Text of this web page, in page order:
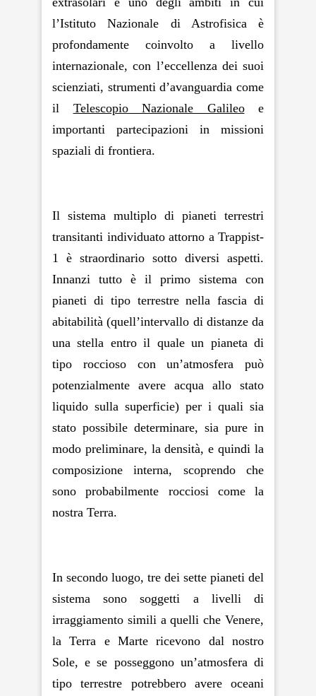
l’Istituto Nazionale di Astrofisica è
profondamente coinvolto a livello
internazionale, con l’eccellenza dei suoi
scienziati, strumenti d’avanguardia come
il Telescopio Nazionale Galileoe
importanti partecipazioni in missioni
spaziali di frontiera.
Il sistema multiplo di pianeti terrestri
transitanti individuato attorno a Trappist-
1 è straordinario sotto diversi aspetti.
Innanzi tutto è il primo sistema con
pianeti di tipo terrestre nella fascia di
abitabilità (quell’intervallo di distanze da
una stella entro il quale un pianeta di
tipo roccioso con un’atmosfera può
potenzialmente avere acqua allo stato
liquido sulla superficie) per i quali sia
stato possibile determinare, sia pure in
modo preliminare, la densità, e quindi la
composizione interna, scoprendo che
sono probabilmente rocciosi come la
nostra Terra.
In secondo luogo, tre dei sette pianeti del
sistema sono soggetti a livelli di
irraggiamento simili a quelli che Venere,
la Terra e Marte ricevono dal nostro
Sole, e se posseggono un’atmosfera di
tipo terrestre potrebbero avere oceani